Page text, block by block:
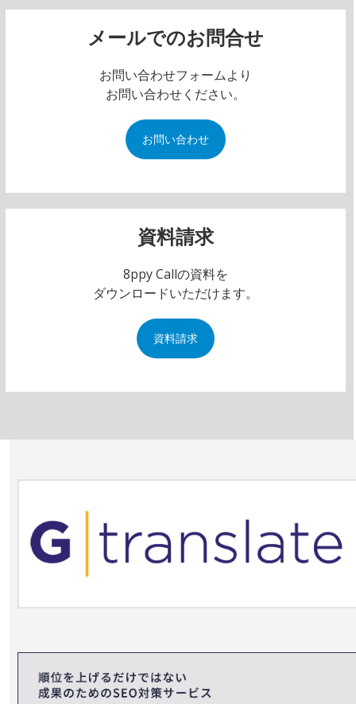
メールでのお問合せ
お問い合わせフォームより
お問い合わせください。
お問い合わせ
資料請求
8ppy Callの資料を
ダウンロードいただけます。
資料請求